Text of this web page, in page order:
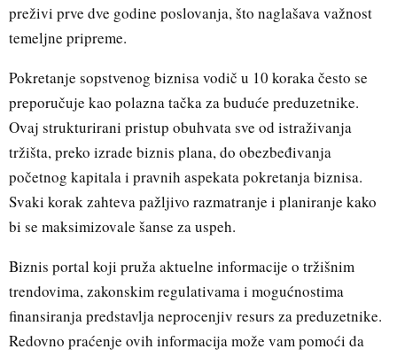
preživi prve dve godine poslovanja, što naglašava važnost
temeljne pripreme.
Pokretanje sopstvenog biznisa vodič u 10 koraka često se
preporučuje kao polazna tačka za buduće preduzetnike.
Ovaj strukturirani pristup obuhvata sve od istraživanja
tržišta, preko izrade biznis plana, do obezbeđivanja
početnog kapitala i pravnih aspekata pokretanja biznisa.
Svaki korak zahteva pažljivo razmatranje i planiranje kako
bi se maksimizovale šanse za uspeh.
Biznis portal koji pruža aktuelne informacije o tržišnim
trendovima, zakonskim regulativama i mogućnostima
finansiranja predstavlja neprocenjiv resurs za preduzetnike.
Redovno praćenje ovih informacija može vam pomoći da